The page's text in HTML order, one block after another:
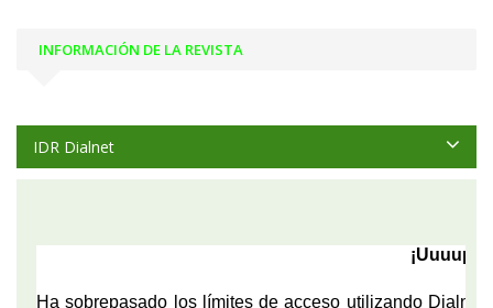
INFORMACIÓN DE LA REVISTA
IDR Dialnet